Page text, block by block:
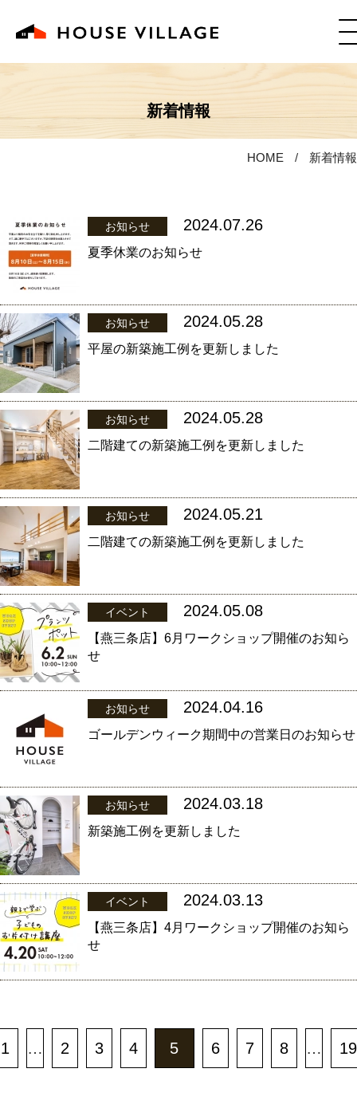
新着情報
HOME 新着情報
お知らせ 2024.07.26
夏季休業のお知らせ
お知らせ 2024.05.28
平屋の新築施工例を更新しました
お知らせ 2024.05.28
二階建ての新築施工例を更新しました
お知らせ 2024.05.21
二階建ての新築施工例を更新しました
イベント 2024.05.08
【燕三条店】6月ワークショップ開催のお知ら
せ
お知らせ 2024.04.16
ゴールデンウィーク期間中の営業日のお知らせ
お知らせ 2024.03.18
新築施工例を更新しました
イベント 2024.03.13
【燕三条店】4月ワークショップ開催のお知ら
せ
1 … 2 3 4 5 6 7 8 … 19